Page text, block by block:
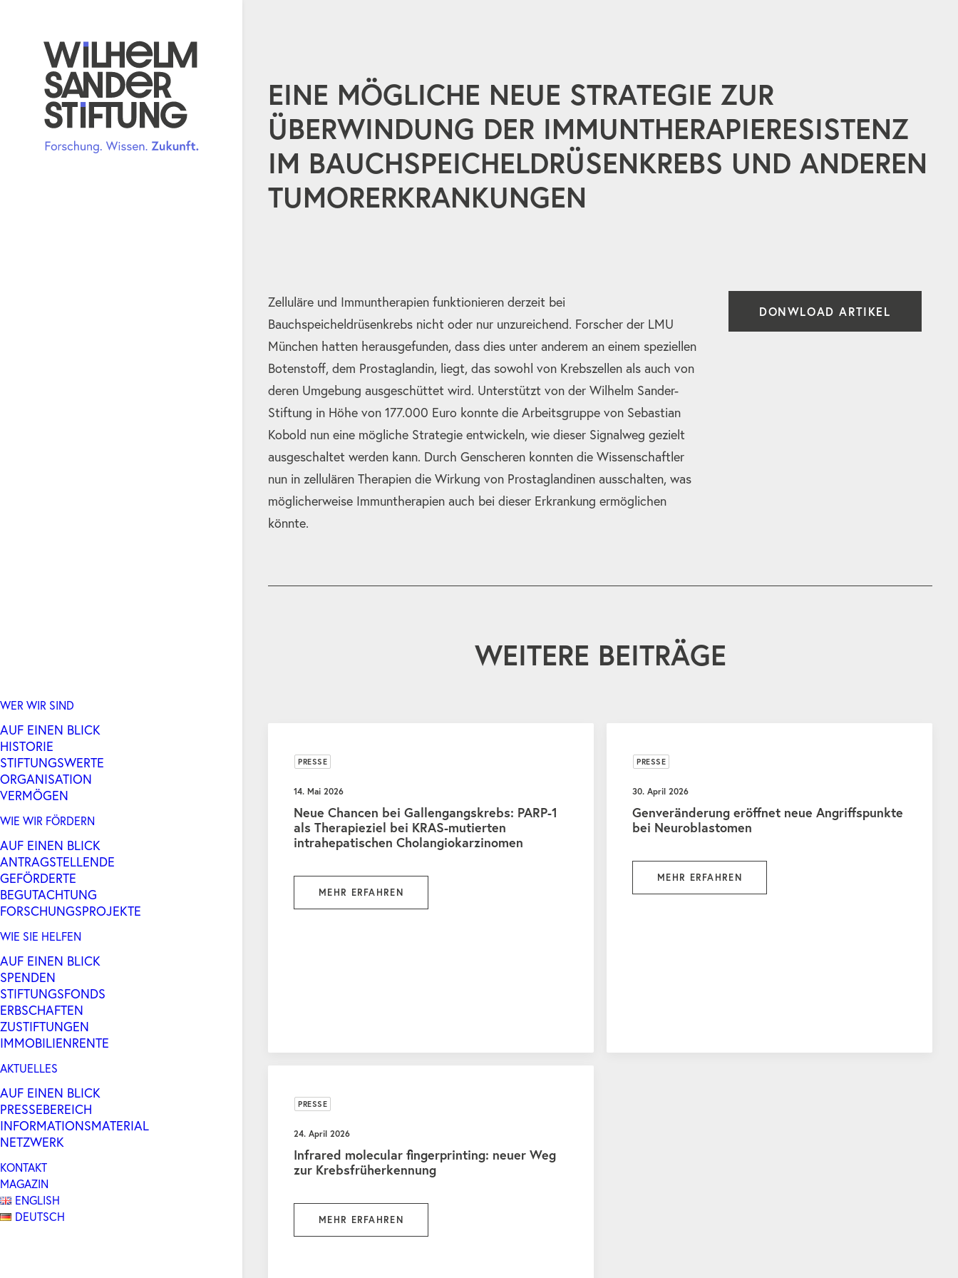
WER WIR SIND
AUF EINEN BLICK
HISTORIE
STIFTUNGSWERTE
ORGANISATION
VERMÖGEN
WIE WIR FÖRDERN
AUF EINEN BLICK
ANTRAGSTELLENDE
GEFÖRDERTE
BEGUTACHTUNG
FORSCHUNGSPROJEKTE
WIE SIE HELFEN
AUF EINEN BLICK
SPENDEN
STIFTUNGSFONDS
ERBSCHAFTEN
ZUSTIFTUNGEN
IMMOBILIENRENTE
AKTUELLES
AUF EINEN BLICK
PRESSEBEREICH
INFORMATIONSMATERIAL
NETZWERK
KONTAKT
MAGAZIN
ENGLISH
DEUTSCH
EINE MÖGLICHE NEUE STRATEGIE ZUR
ÜBERWINDUNG DER IMMUNTHERAPIERESISTENZ
IM BAUCHSPEICHELDRÜSENKREBS UND ANDEREN
TUMORERKRANKUNGEN
Zelluläre und Immuntherapien funktionieren derzeit bei
Bauchspeicheldrüsenkrebs nicht oder nur unzureichend. Forscher der LMU
München hatten herausgefunden, dass dies unter anderem an einem speziellen
Botenstoff, dem Prostaglandin, liegt, das sowohl von Krebszellen als auch von
deren Umgebung ausgeschüttet wird. Unterstützt von der Wilhelm Sander-
Stiftung in Höhe von 177.000 Euro konnte die Arbeitsgruppe von Sebastian
Kobold nun eine mögliche Strategie entwickeln, wie dieser Signalweg gezielt
ausgeschaltet werden kann. Durch Genscheren konnten die Wissenschaftler
nun in zellulären Therapien die Wirkung von Prostaglandinen ausschalten, was
möglicherweise Immuntherapien auch bei dieser Erkrankung ermöglichen
könnte.
DONWLOAD ARTIKEL
WEITERE BEITRÄGE
PRESSE
14. Mai 2026
Neue Chancen bei Gallengangskrebs: PARP-1
als Therapieziel bei KRAS-mutierten
intrahepatischen Cholangiokarzinomen
MEHR ERFAHREN
PRESSE
30. April 2026
Genveränderung eröffnet neue Angriffspunkte
bei Neuroblastomen
MEHR ERFAHREN
PRESSE
24. April 2026
Infrared molecular fingerprinting: neuer Weg
zur Krebsfrüherkennung
MEHR ERFAHREN